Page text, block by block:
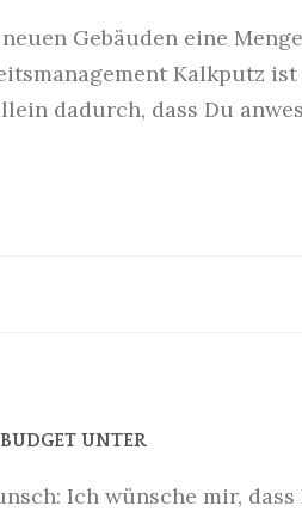
Gebäuden eine
Kalkputz
dadurch, dass Du
UNTER
Ich wünsche mir, dass